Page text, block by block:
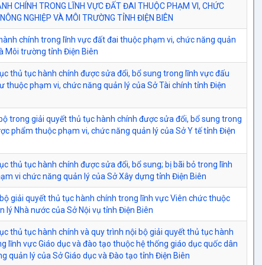
CHÍNH TRONG LĨNH VỰC ĐẤT ĐAI THUỘC PHẠM VI, CHỨC
NGHIỆP VÀ MÔI TRƯỜNG TỈNH ĐIỆN BIÊN
chính trong lĩnh vực đất đai thuộc phạm vi, chức năng quản
Môi trường tỉnh Điện Biên
thủ tục hành chính được sửa đổi, bổ sung trong lĩnh vực đấu
thuộc phạm vi, chức năng quản lý của Sở Tài chính tỉnh Điện
trong giải quyết thủ tục hành chính được sửa đổi, bổ sung trong
phẩm thuộc phạm vi, chức năng quản lý của Sở Y tế tỉnh Điện
thủ tục hành chính được sửa đổi, bổ sung; bị bãi bỏ trong lĩnh
vi chức năng quản lý của Sở Xây dựng tỉnh Điện Biên
giải quyết thủ tục hành chính trong lĩnh vực Viên chức thuộc
lý Nhà nước của Sở Nội vụ tỉnh Điện Biên
thủ tục hành chính và quy trình nội bộ giải quyết thủ tục hành
lĩnh vực Giáo dục và đào tạo thuộc hệ thống giáo dục quốc dân
quản lý của Sở Giáo dục và Đào tạo tỉnh Điện Biên